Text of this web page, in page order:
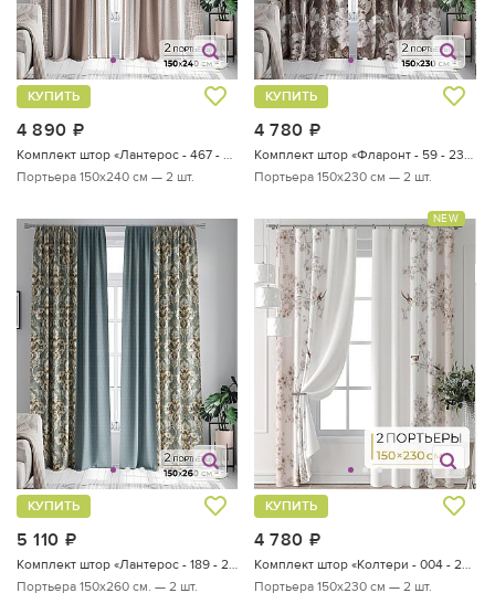
4 890
КУПИТЬ
Портьера 150х240 см — 2 шт.
4 780
КУПИТЬ
Портьера 150х230 см — 2 шт.
5 110
КУПИТЬ
Комплект штор «Лантерос - 189 - 260 см»
Портьера 150х260 см. — 2 шт.
NEW
4 780
КУПИТЬ
Комплект штор «Колтери - 004 - 230 см»
Портьера 150х230 см — 2 шт.